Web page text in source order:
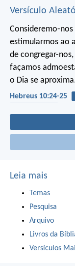
Versículo
Consideremo-
estimularmos ao
de congregar-
façamos
o Dia se
Hebreus 10:24-25
Leia mais
Temas
Pesquisa
Arquivo
Livros da
Versículos